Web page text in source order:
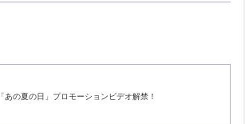
「あの夏の日」プロモーションビデオ解禁！